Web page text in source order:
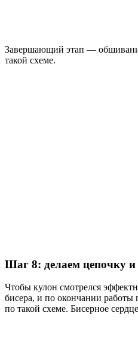
Завершающий этап —
такой схеме.
Шаг 8: делаем цепочку
Чтобы кулон смотрелся
бисера, и по окончании работы
по такой схеме. Бисерное